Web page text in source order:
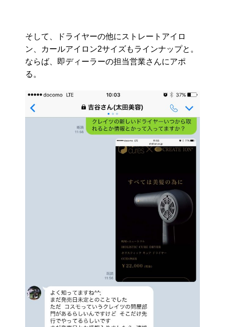
そして、ドライヤーの他にストレートアイロ
ン、カールアイロン2サイズもラインナップと。
ならば、即ディーラーの担当営業さんにアポ
る。